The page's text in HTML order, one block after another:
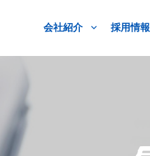
会社紹介 採用情報